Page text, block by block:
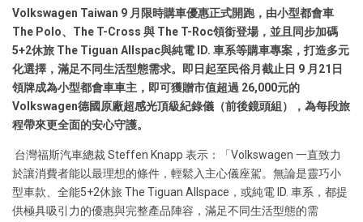
Volkswagen Taiwan 9 月限時購車優惠正式開跑，由小型都會車
The Polo、 The T-Cross 與 The T-Roc領銜登場，並且同步加碼
5+2休旅 The Tiguan Allspac與純電 ID. 車系等購車專案，打造多元
化選擇，滿足不同生活型態需求。即日起至民俗月截止日 9 月 21 日
領牌成為小型都會車車主，即可獲贈市值超過 26,000元的
Volkswagen德國原廠超感光頂級紀錄儀（前後鏡頭組），為每段旅
程帶來更全面的安心守護。
台灣福斯汽車總裁 Steffen Knapp 表示：「Volkswagen 一直致力
於讓消費者能以最理想的條件，輕鬆入主心儀座駕。無論是靈巧小
型車款、全能5+2休旅 The Tiguan Allspace，或純電 ID. 車系，都提
供極具吸引力的優惠與完整產品陣容，滿足不同生活型態的需